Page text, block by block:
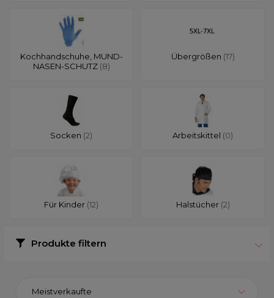
Kochhandschuhe, MUND-
NASEN-SCHUTZ (8)
Übergrößen (17)
Socken (2) Arbeitskittel (0)
Für Kinder (12) Halstücher (2)
Produkte filtern
Meistverkaufte